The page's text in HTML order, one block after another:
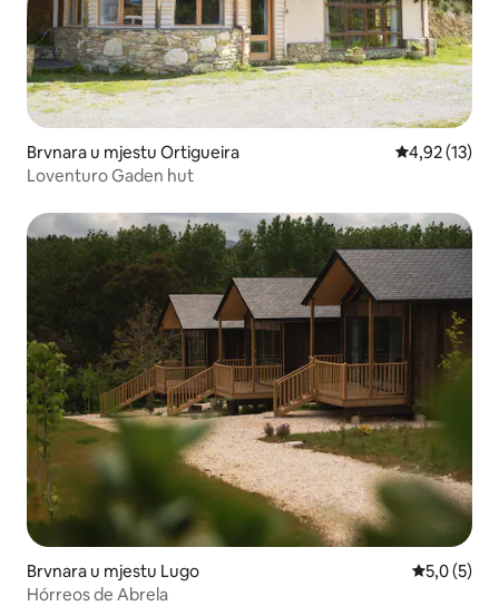
Brvnara u mjestu Ortigueira Prosječna
4,92 (13)
Loventuro Gaden hut
Brvnara u mjestu Lugo Prosječna
5,0 (5)
Hórreos de Abrela